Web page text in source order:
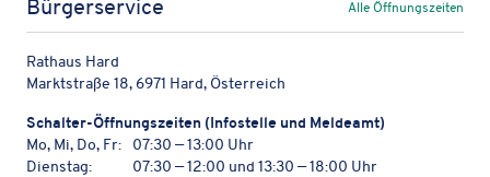
Bürgerservice Alle Öffnungszeiten
Rathaus Hard
Marktstraße 18, 6971 Hard, Österreich
Schal­ter-Öffnungs­zei­ten (Info­stelle und Meldeamt)
Mo, Mi, Do, Fr:
07:30 — 13:00 Uhr
Dienstag:
07:30 — 12:00 und 13:30 — 18:00 Uhr